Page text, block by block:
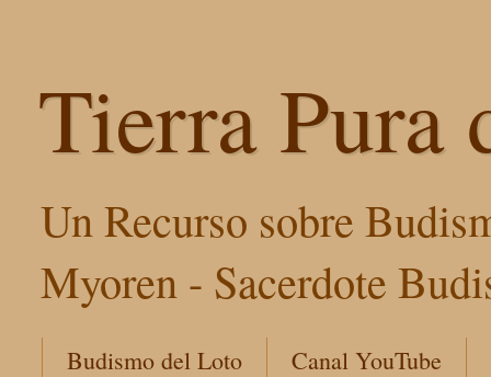
Tierra Pura
Un Recurso sobre
Myoren - Sacerdote
Budismo del Loto Canal YouTube